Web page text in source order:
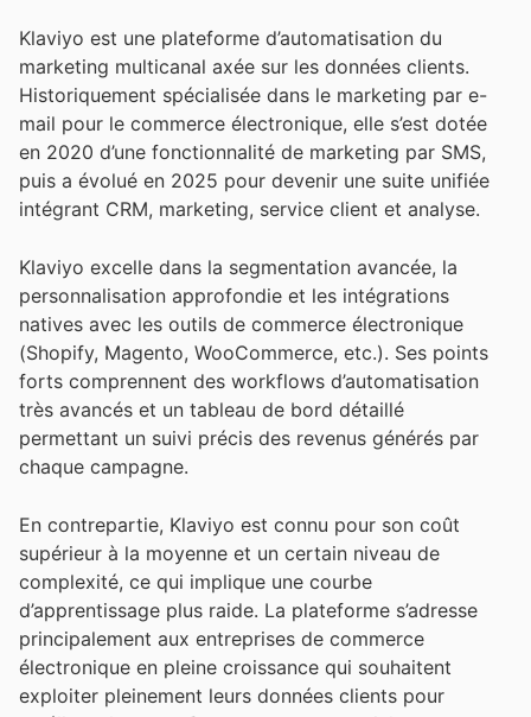
Klaviyo est une plateforme d’automatisation du
marketing multicanal axée sur les données clients.
Historiquement spécialisée dans le marketing par e-
mail pour le commerce électronique, elle s’est dotée
en 2020 d’une fonctionnalité de marketing par SMS,
puis a évolué en 2025 pour devenir une suite unifiée
intégrant CRM, marketing, service client et analyse.
Klaviyo excelle dans la segmentation avancée, la
personnalisation approfondie et les intégrations
natives avec les outils de commerce électronique
(Shopify, Magento, WooCommerce, etc.). Ses points
forts comprennent des workflows d’automatisation
très avancés et un tableau de bord détaillé
permettant un suivi précis des revenus générés par
chaque campagne.
En contrepartie, Klaviyo est connu pour son coût
supérieur à la moyenne et un certain niveau de
complexité, ce qui implique une courbe
d’apprentissage plus raide. La plateforme s’adresse
principalement aux entreprises de commerce
électronique en pleine croissance qui souhaitent
exploiter pleinement leurs données clients pour